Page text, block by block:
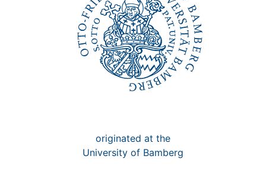
originated at the
University of Bamberg